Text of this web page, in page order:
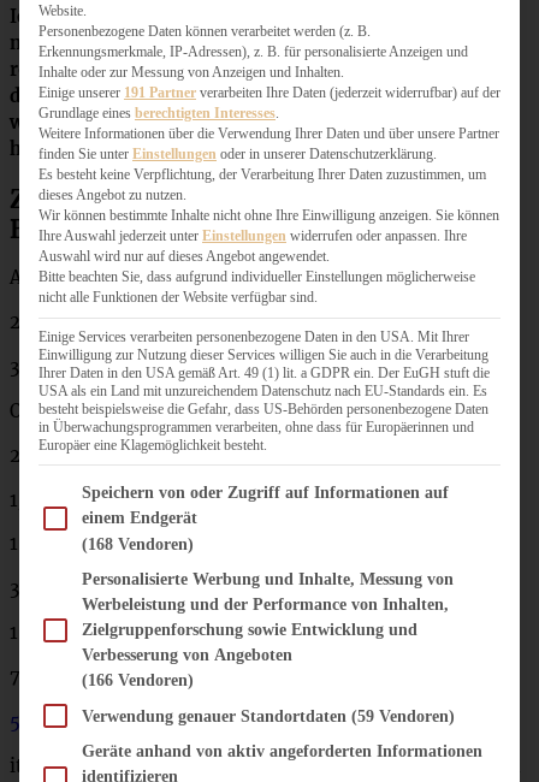
Ich verwende hier in diesem Gericht ganz bewusst
normale Tellerlinsen und keine roten Linsen. Ich liebe
rote Linsen sehr und weiß, dass viele Kollegen Ihre Bolo
damit zubereiten, aber mir sind sie zu schnell gar und
werden dann matschig, daher bevorzuge ich hier die
herkömmlichen Linsen!
Zutaten würzige vegane Linsen
Bolognese
Ausreichend für 4 Portionen:
2 Zwiebeln
3 Knoblauchzehen
Olivenöl zum Anbraten
2 Möhren
1/4 Sellerie
1 kleine Stange Lauch
3 EL Tomatenmark
150 ml Rotwein
750 ml stückige Tomaten
500 g gegarte Linsen(kann auch ein wenig mehr sein)
italienische Kräuter nach Belieben, hier, 1 TL Basilikum, 1
Website.
Personenbezogene Daten können verarbeitet werden (z. B.
Erkennungsmerkmale, IP-Adressen), z. B. für personalisierte Anzeigen und
Inhalte oder zur Messung von Anzeigen und Inhalten.
Einige unserer 191 Partner verarbeiten Ihre Daten (jederzeit widerrufbar) auf der
Grundlage eines berechtigten Interesses
Weitere Informationen über die Verwendung Ihrer Daten und über unsere Partner
finden Sie unter Einstellungen oder in unserer Datenschutzerklärung.
Es besteht keine Verpflichtung, der Verarbeitung Ihrer Daten zuzustimmen, um
dieses Angebot zu nutzen.
Wir können bestimmte Inhalte nicht ohne Ihre Einwilligung anzeigen. Sie können
Ihre Auswahl jederzeit unter Einstellungen widerrufen oder anpassen. Ihre
Auswahl wird nur auf dieses Angebot angewendet.
Bitte beachten Sie, dass aufgrund individueller Einstellungen möglicherweise
nicht alle Funktionen der Website verfügbar sind.
Einige Services verarbeiten personenbezogene Daten in den USA. Mit Ihrer
Einwilligung zur Nutzung dieser Services willigen Sie auch in die Verarbeitung
Ihrer Daten in den USA gemäß Art. 49 (1) lit. a GDPR ein. Der EuGH stuft die
USA als ein Land mit unzureichendem Datenschutz nach EU-Standards ein. Es
besteht beispielsweise die Gefahr, dass US-Behörden personenbezogene Daten
in Überwachungsprogrammen verarbeiten, ohne dass für Europäerinnen und
Europäer eine Klagemöglichkeit besteht.
Im Folgenden finden Sie eine Liste der Zwecke des IAB Transparency and Consent
Speichern von oder Zugriff auf Informationen auf
einem Endgerät
(168 Vendoren)
Personalisierte Werbung und Inhalte, Messung von
Werbeleistung und der Performance von Inhalten,
Zielgruppenforschung sowie Entwicklung und
Verbesserung von Angeboten
(166 Vendoren)
Verwendung genauer Standortdaten (59 Vendoren)
Geräte anhand von aktiv angeforderten Informationen
identifizieren